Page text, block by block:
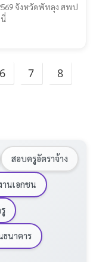
จังหวัดพัทลุง สพป
6 7
8
สอบครูอัตราจ้าง
านเอกชน
ธนาคาร